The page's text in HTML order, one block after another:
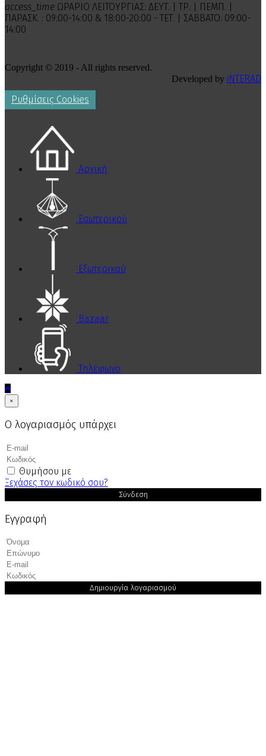
access_time ΩΡΑΡΙΟ ΛΕΙΤΟΥΡΓΙΑΣ: ΔΕΥΤ. | ΤΡ. | ΠΕΜΠ. |
ΠΑΡΑΣΚ. : 09:00-14:00 & 18:00-20:00 - ΤΕΤ. | ΣΑΒΒΑΤΟ: 09:00-
14:00
Copyright © 2019 - All rights reserved.
Developed by iNTERAD
Ρυθμίσεις Cookies
Αρχική
Εσωτερικού
Εξωτερικού
Bazaar
Τηλέφωνο
×
Ο λογαριασμός υπάρχει
Θυμήσου με
Ξεχάσες τον κωδικό σου?
Σύνδεση
Εγγραφή
Δημιουργία λογαριασμού